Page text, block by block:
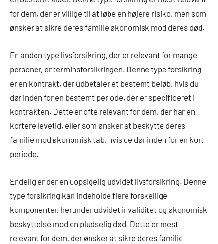
for dem, der er villige til at løbe en højere risiko, men som
ønsker at sikre deres familie økonomisk mod deres død.
En anden type livsforsikring, der er relevant for mange
personer, er terminsforsikringen. Denne type forsikring
er en kontrakt, der udbetaler et bestemt beløb, hvis du
dør inden for en bestemt periode, der er specificeret i
kontrakten. Dette er ofte relevant for dem, der har en
kortere levetid, eller som ønsker at beskytte deres
familie mod økonomisk tab, hvis de dør inden for en kort
periode.
Endelig er der en uopsigelig udvidet livsforsikring. Denne
type forsikring kan indeholde flere forskellige
komponenter, herunder udvidet invaliditet og økonomisk
beskyttelse mod en pludselig død. Dette er mest
relevant for dem, der ønsker at sikre deres familie